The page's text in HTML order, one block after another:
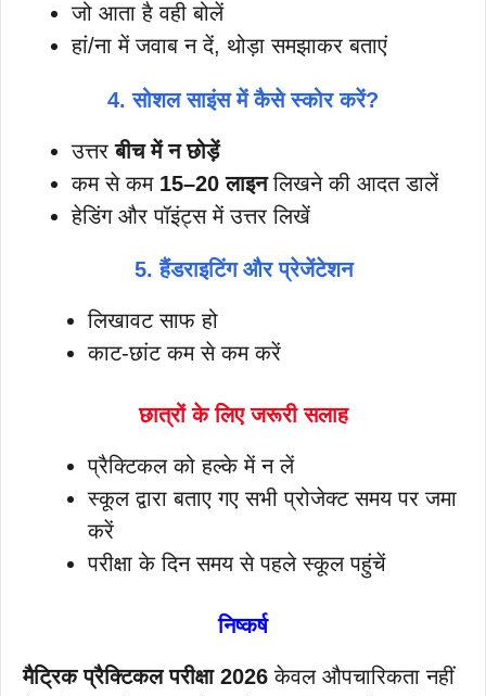
जो आता है वही बोलें
हां/ना में जवाब न दें, थोड़ा समझाकर बताएं
4. सोशल साइंस में कैसे स्कोर करें?
उत्तरबीच में न छोड़ें
कम से कम 15–20 लाइनलिखने की आदत डालें
हेडिंग और पॉइंट्स में उत्तर लिखें
5. हैंडराइटिंग और प्रेजेंटेशन
लिखावट साफ हो
काट-छांट कम से कम करें
छात्रों के लिए जरूरी सलाह
प्रैक्टिकल को हल्के में न लें
स्कूल द्वारा बताए गए सभी प्रोजेक्ट समय पर जमा
करें
परीक्षा के दिन समय से पहले स्कूल पहुंचें
निष्कर्ष
मैट्रिक प्रैक्टिकल परीक्षा 2026 केवल औपचारिकता नहीं